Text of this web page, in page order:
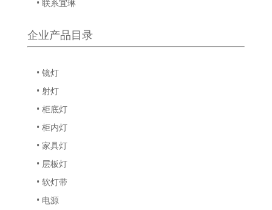
• 联系宜琳
企业产品目录
• 镜灯
• 射灯
• 柜底灯
• 柜内灯
• 家具灯
• 层板灯
• 软灯带
• 电源